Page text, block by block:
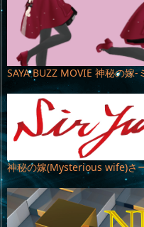
SAYA BUZZ MOVIE 神秘の嫁
神秘の嫁(Mysterious wife)さ